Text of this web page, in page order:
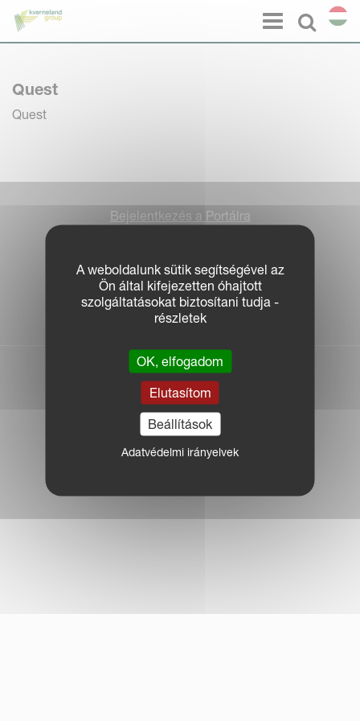
Select
Menu
Quest
Quest
Bejelentkezés a Portálra
Adatvédelem
|
Sütikre vonatkozó tájékoztatás
| © Kverneland AS
Süti preferenciák
A weboldalunk sütik segítségével az
Ön által kifejezetten óhajtott
szolgáltatásokat biztosítani tudja -
részletek
OK, elfogadom
Elutasítom
Beállítások
Adatvédelmi irányelvek